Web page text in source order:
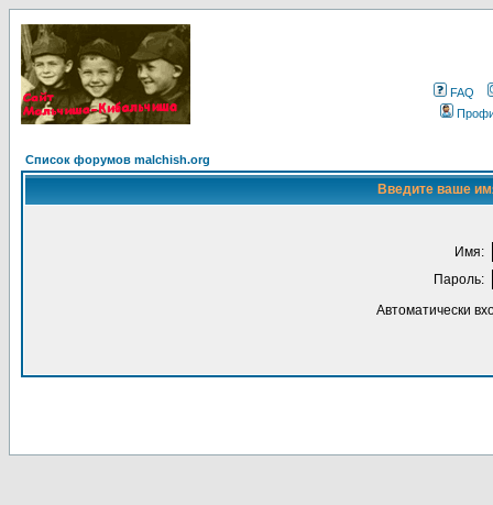
FAQ
Список форумов malchish.org
Введите ваше
Имя:
Пароль:
Автоматически